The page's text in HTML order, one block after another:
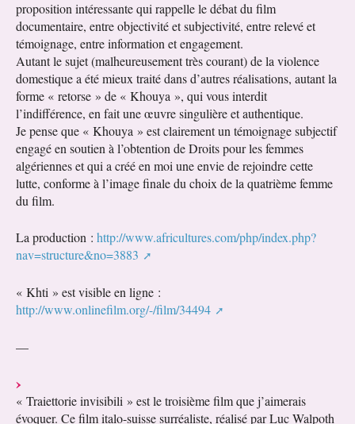
proposition intéressante qui rappelle le débat du film
documentaire, entre objectivité et subjectivité, entre relevé et
témoignage, entre information et engagement.
Autant le sujet (malheureusement très courant) de la violence
domestique a été mieux traité dans d’autres réalisations, autant la
forme « retorse » de « Khouya », qui vous interdit
l’indifférence, en fait une œuvre singulière et authentique.
Je pense que « Khouya » est clairement un témoignage subjectif
engagé en soutien à l’obtention de Droits pour les femmes
algériennes et qui a créé en moi une envie de rejoindre cette
lutte, conforme à l’image finale du choix de la quatrième femme
du film.
La production : http://www.africultures.com/php/index.php?
nav=structure&no=3883
« Khti » est visible en ligne :
http://www.onlinefilm.org/-/film/34494
—
« Traiettorie invisibili » est le troisième film que j’aimerais
évoquer. Ce film italo-suisse surréaliste, réalisé par Luc Walpoth